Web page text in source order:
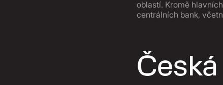
oblastí. Kromě
centrálních bank,